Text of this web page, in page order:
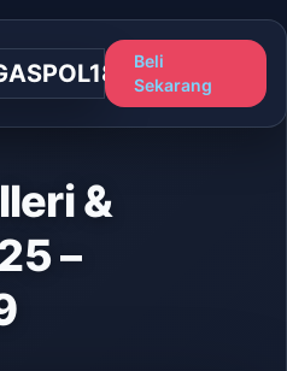
Beli
Sekarang
&
–